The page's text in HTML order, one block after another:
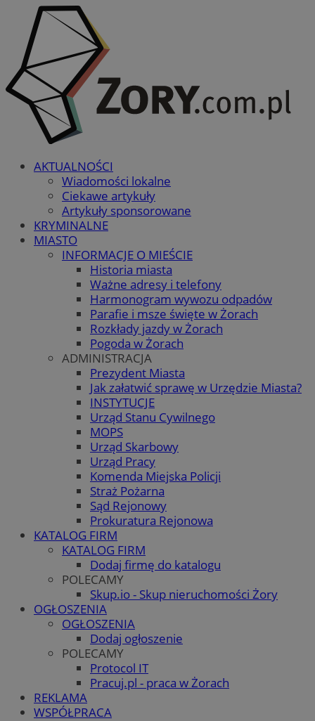
AKTUALNOŚCI
Wiadomości lokalne
Ciekawe artykuły
Artykuły sponsorowane
KRYMINALNE
MIASTO
INFORMACJE O MIEŚCIE
Historia miasta
Ważne adresy i telefony
Harmonogram wywozu odpadów
Parafie i msze święte w Żorach
Rozkłady jazdy w Żorach
Pogoda w Żorach
ADMINISTRACJA
Prezydent Miasta
Jak załatwić sprawę w Urzędzie Miasta?
INSTYTUCJE
Urząd Stanu Cywilnego
MOPS
Urząd Skarbowy
Urząd Pracy
Komenda Miejska Policji
Straż Pożarna
Sąd Rejonowy
Prokuratura Rejonowa
KATALOG FIRM
KATALOG FIRM
Dodaj firmę do katalogu
POLECAMY
Skup.io - Skup nieruchomości Żory
OGŁOSZENIA
OGŁOSZENIA
Dodaj ogłoszenie
POLECAMY
Protocol IT
Pracuj.pl - praca w Żorach
REKLAMA
WSPÓŁPRACA